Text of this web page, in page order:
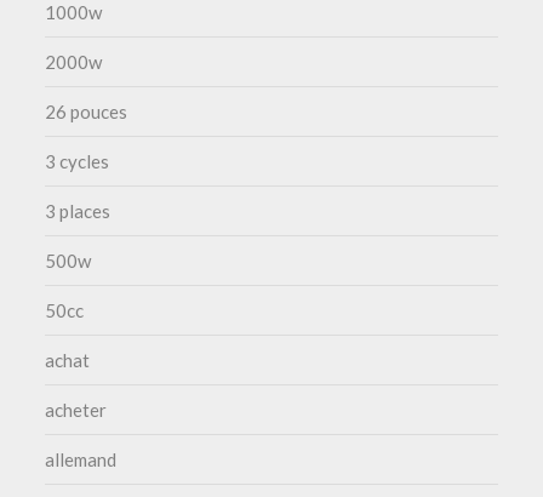
1000w
2000w
26 pouces
3 cycles
3 places
500w
50cc
achat
acheter
allemand